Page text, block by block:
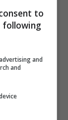
e una
dovete
in
to
following
and
and